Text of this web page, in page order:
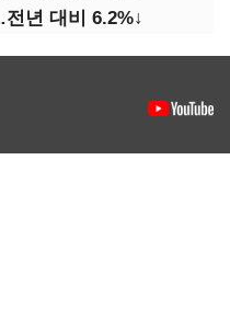
년 대비 6.2%↓